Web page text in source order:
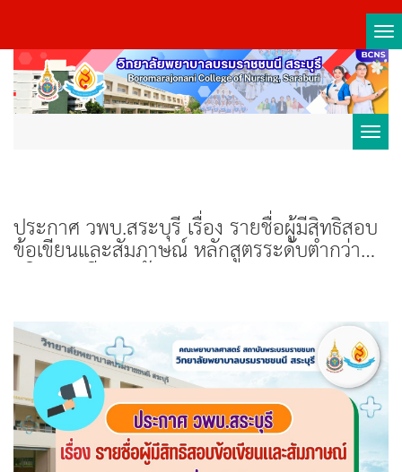
ประกาศ วพบ.สระบุรี เรื่อง รายชื่อผู้มีสิทธิสอบ
ข้อเขียนและสัมภาษณ์ หลักสูตรระดับต่ำกว่า
ปริญญาตรี สถาบันพระบรมราชชนก กระทรวง